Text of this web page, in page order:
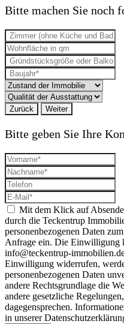
Bitte machen Sie noch
Zurück Weiter
Bitte geben Sie Ihre
Mit dem Klick auf
durch die Teckentrup
personenbezogenen Daten
Anfrage ein. Die Einwilligung
info@teckentrup-
Einwilligung widerrufen,
personenbezogenen Daten
andere Rechtsgrundlage die
andere gesetzliche
dagegensprechen.
in unserer